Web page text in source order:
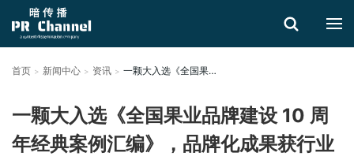
首页 新闻中心 资讯 一颗大入选《全国果业品牌建设 10 周年经典案例汇编》，品牌化成果获行业肯定
一颗大入选《全国果业品牌建设 10 周
年经典案例汇编》，品牌化成果获行业